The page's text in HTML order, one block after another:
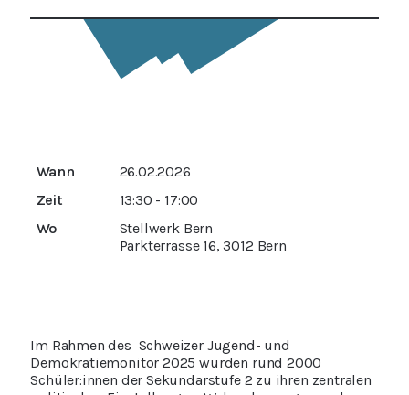
Wann
26.02.2026
Zeit
13:30 - 17:00
Wo
Stellwerk Bern
Parkterrasse 16, 3012 Bern
Im Rahmen des Schweizer Jugend- und
Demokratiemonitor 2025 wurden rund 2000
Schüler:innen der Sekundarstufe 2 zu ihren zentralen